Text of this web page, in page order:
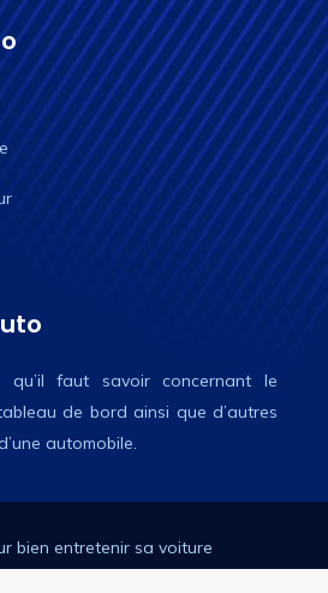
qu’il faut savoir concernant le
de bord ainsi que d’autres
automobile.
bien entretenir sa voiture